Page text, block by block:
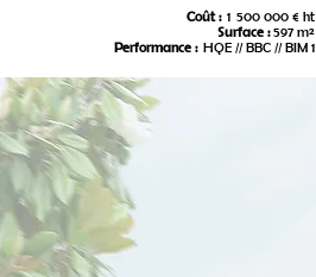
Coût : 1 500 000 € ht
Surface :597 m²
Performance : HQE // BBC // BIM 1